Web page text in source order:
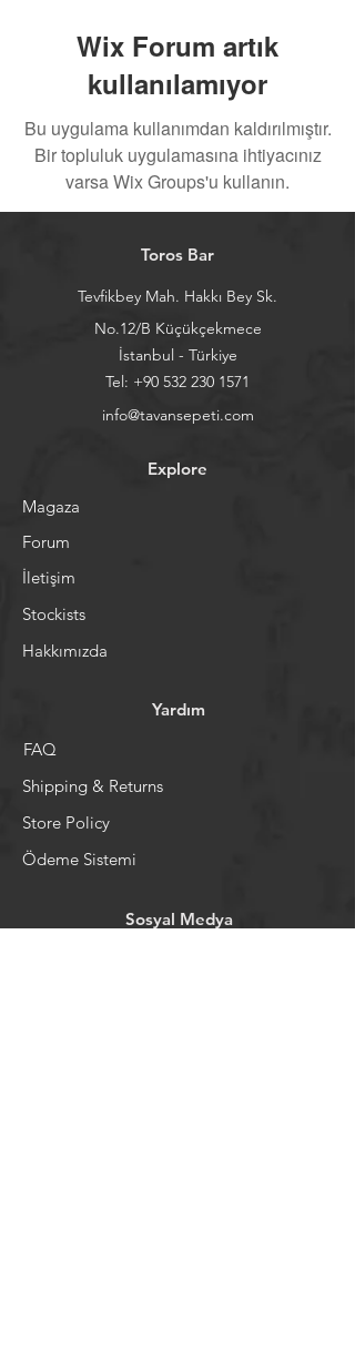
Wix Forum artık
kullanılamıyor
Bu uygulama kullanımdan kaldırılmıştır.
Bir topluluk uygulamasına ihtiyacınız
varsa Wix Groups'u kullanın.
Toros Bar
Tevfikbey Mah. Hakkı Bey Sk.
No.12/B Küçükçekmece
İstanbul - Türkiye
Tel: +90 532 230 1571
info@tavansepeti.com
Explore
Magaza
Forum
İletişim
Stockists
Hakkımızda
Yardım
FAQ
Shipping & Returns
Store Policy
Ödeme Sistemi
Sosyal Medya